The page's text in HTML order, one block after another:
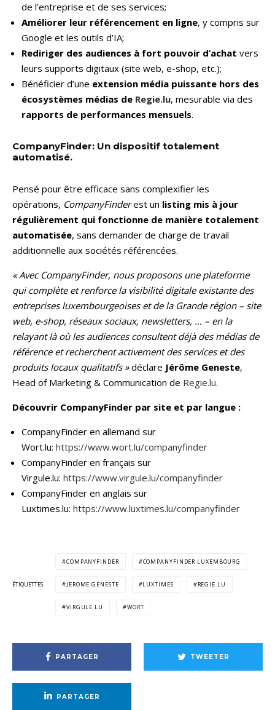
de l’entreprise et de ses services;
Améliorer leur référencement en ligne, y compris sur
Google et les outils d’IA;
Rediriger des audiences à fort pouvoir d’achat vers
leurs supports digitaux (site web, e-shop, etc.);
Bénéficier d’une extension média puissante hors des
écosystèmes médias de Regie.lu, mesurable via des
rapports de performances mensuels.
CompanyFinder: Un dispositif totalement
automatisé.
Pensé pour être efficace sans complexifier les
opérations, CompanyFinderest un listing mis à jour
régulièrement qui fonctionne de manière totalement
automatisée, sans demander de charge de travail
additionnelle aux sociétés référencées.
« Avec CompanyFinder, nous proposons une plateforme
qui complète et renforce la visibilité digitale existante des
entreprises luxembourgeoises et de la Grande région – site
web, e-shop, réseaux sociaux, newsletters, … – en la
relayant là où les audiences consultent déjà des médias de
référence et recherchent activement des services et des
produits locaux qualitatifs »déclare Jérôme Geneste,
Head of Marketing & Communication de Regie.lu.
Découvrir CompanyFinder par site et par langue :
CompanyFinder en allemand sur
Wort.lu: https://www.wort.lu/companyfinder
CompanyFinder en français sur
Virgule.lu: https://www.virgule.lu/companyfinder
CompanyFinder en anglais sur
Luxtimes.lu: https://www.luxtimes.lu/companyfinder
ÉTIQUETTES
COMPANYFINDER COMPANYFINDER LUXEMBOURG
JEROME GENESTE LUXTIMES REGIE.LU
VIRGULE.LU WORT
PARTAGER TWEETER
PARTAGER